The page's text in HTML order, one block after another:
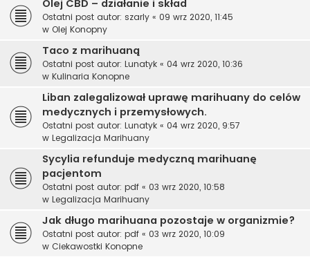
Olej CBD – działanie i skład
Ostatni post autor: szarly « 09 wrz 2020, 11:45
w Olej Konopny
Taco z marihuaną
Ostatni post autor: Lunatyk « 04 wrz 2020, 10:36
w Kulinaria Konopne
Liban zalegalizował uprawę marihuany do celów
medycznych i przemysłowych.
Ostatni post autor: Lunatyk « 04 wrz 2020, 9:57
w Legalizacja Marihuany
Sycylia refunduje medyczną marihuanę
pacjentom
Ostatni post autor: pdf « 03 wrz 2020, 10:58
w Legalizacja Marihuany
Jak długo marihuana pozostaje w organizmie?
Ostatni post autor: pdf « 03 wrz 2020, 10:09
w Ciekawostki Konopne